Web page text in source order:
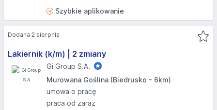
Szybkie aplikowanie
Lakiernik (k/m) | 2 zmiany
Gi Group S.A.
Murowana Goślina (Biedrusko - 6km)
umowa o pracę
praca od zaraz
Dodana 2 sierpnia